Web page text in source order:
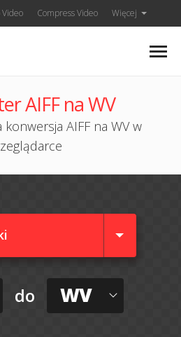
Compress Video Więcej
AIFF na WV
AIFF na WV w
do WV